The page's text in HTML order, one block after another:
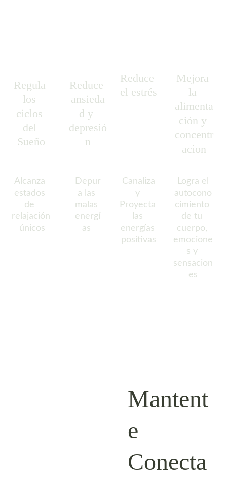
Alcanza
estados
de
relajación
únicos
Regula
los
ciclos
del
Sueño
Reduce
ansieda
d y
depresió
n
Depur
a las
malas
energí
as
Reduce
el estrés
y
Proyecta
las
energías
positivas
Mejora
la
alimenta
ción y
concentr
acion
autocono
cimiento
de tu
cuerpo,
emocione
s y
sensacion
es
Mantent
e
Conecta